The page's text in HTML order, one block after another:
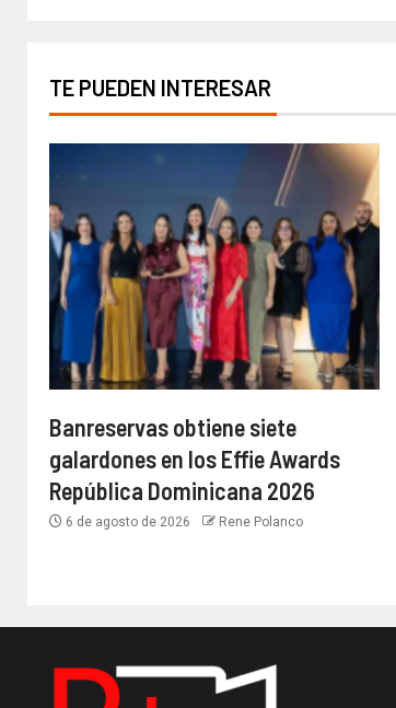
TE PUEDEN INTERESAR
Banreservas obtiene siete
galardones en los Effie Awards
República Dominicana 2026
6 de agosto de 2026 Rene Polanco